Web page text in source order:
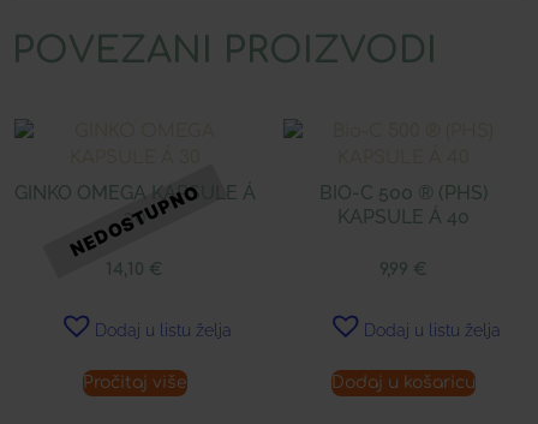
POVEZANI PROIZVODI
GINKO OMEGA KAPSULE Á
30
14,10 €
Dodaj u listu želja
Pročitaj više
BIO-C 500 ® (PHS)
KAPSULE Á 40
9,99 €
Dodaj u listu želja
Dodaj u košaricu